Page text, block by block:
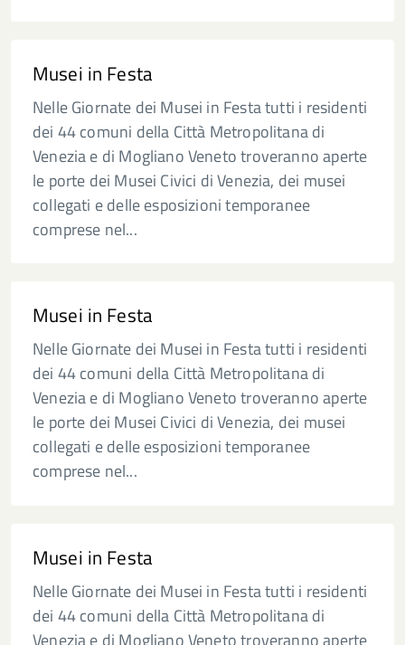
Musei in Festa
Nelle Giornate dei Musei in Festa tutti i residenti
dei 44 comuni della Città Metropolitana di
Venezia e di Mogliano Veneto troveranno aperte
le porte dei Musei Civici di Venezia, dei musei
collegati e delle esposizioni temporanee
comprese nel...
Musei in Festa
Nelle Giornate dei Musei in Festa tutti i residenti
dei 44 comuni della Città Metropolitana di
Venezia e di Mogliano Veneto troveranno aperte
le porte dei Musei Civici di Venezia, dei musei
collegati e delle esposizioni temporanee
comprese nel...
Musei in Festa
Nelle Giornate dei Musei in Festa tutti i residenti
dei 44 comuni della Città Metropolitana di
Venezia e di Mogliano Veneto troveranno aperte